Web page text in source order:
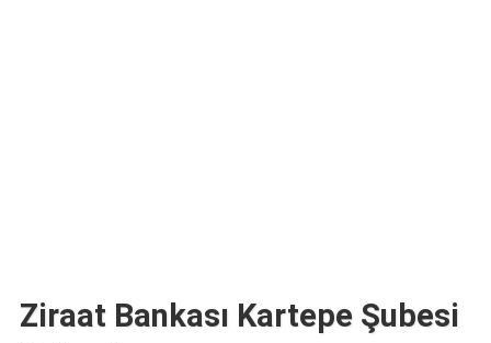
Ziraat Bankası Kartepe Şubesi